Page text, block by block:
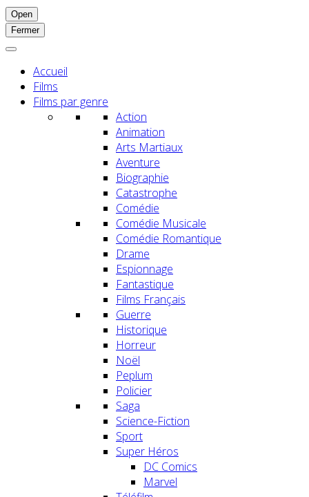
Open
Fermer
Accueil
Films
Films par genre
Action
Animation
Arts Martiaux
Aventure
Biographie
Catastrophe
Comédie
Comédie Musicale
Comédie Romantique
Drame
Espionnage
Fantastique
Films Français
Guerre
Historique
Horreur
Noël
Peplum
Policier
Saga
Science-Fiction
Sport
Super Héros
DC Comics
Marvel